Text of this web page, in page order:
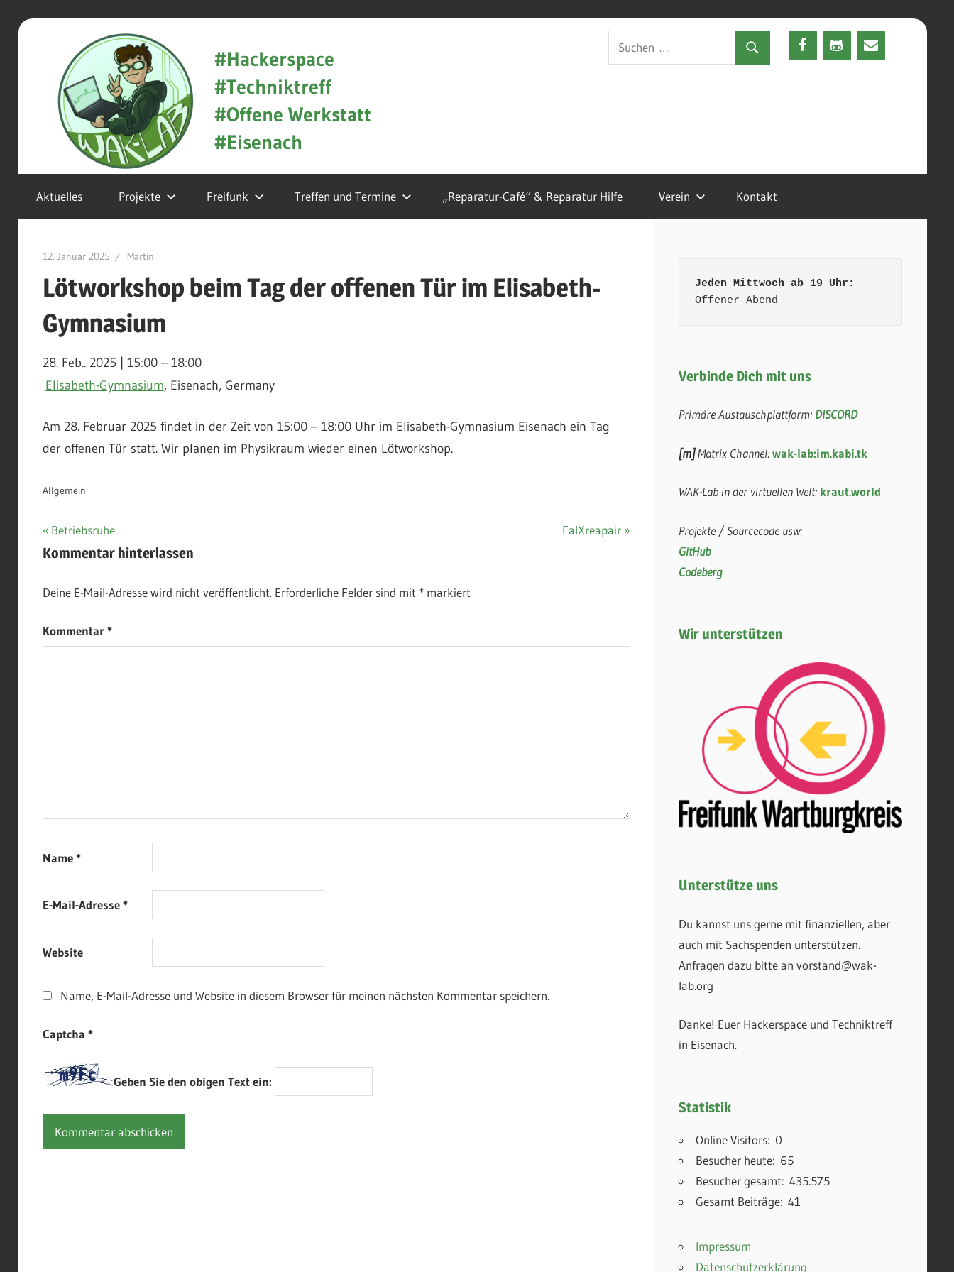
Zum
WAK-
Lab
Eisenach
#Hackerspace
#Techniktreff
#Offene Werkstatt
#Eisenach
Suchen
nach:
Suchen
Aktuelles Projekte Freifunk Treffen und Termine „Reparatur-Café“ & Reparatur Hilfe Verein Kontakt
12. Januar 2025 Martin
Lötworkshop beim Tag der offenen Tür im Elisabeth-
Gymnasium
28. Feb.. 2025 15:00 – 18:00
Elisabeth-Gymnasium, Eisenach, Germany
Am 28. Februar 2025 findet in der Zeit von 15:00 – 18:00 Uhr im Elisabeth-Gymnasium Eisenach ein Tag
der offenen Tür statt. Wir planen im Physikraum wieder einen Lötworkshop.
Allgemein
Beitragsnavigation
Vorheriger
Beitrag:
Betriebsruhe
Nächster
FalXreapair
Kommentar hinterlassen
Deine E-Mail-Adresse wird nicht veröffentlicht. Erforderliche Felder sind mit *markiert
Kommentar*
Name*
E-Mail-Adresse*
Website
Name, E-Mail-Adresse und Website in diesem Browser für meinen nächsten Kommentar speichern.
Captcha *
Geben Sie den obigen Text ein:
Jeden Mittwoch ab 19 Uhr:
Offener Abend
Verbinde Dich mit uns
Primäre Austauschplattform: DISCORD
[m]Matrix Channel:wak-lab:im.kabi.tk
WAK-Lab in der virtuellen Welt: kraut.world
Projekte / Sourcecode usw:
GitHub
Codeberg
Wir unterstützen
Unterstütze uns
Du kannst uns gerne mit finanziellen, aber
auch mit Sachspenden unterstützen.
Anfragen dazu bitte an vorstand@wak-
lab.org
Danke! Euer Hackerspace und Techniktreff
in Eisenach.
Statistik
Online Visitors: 0
Besucher heute: 65
Besucher gesamt: 435.575
Gesamt Beiträge: 41
Impressum
Datenschutzerklärung